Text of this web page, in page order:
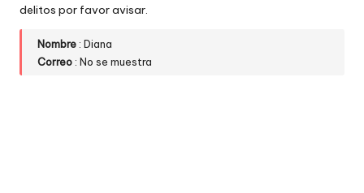
delitos por favor avisar.
Nombre : Diana
Correo : No se muestra